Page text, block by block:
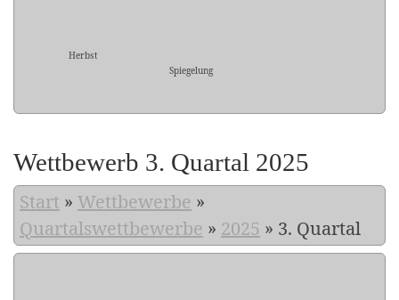
Herbst
Spiegelung
Wettbewerb 3. Quartal 2025
Start » Wettbewerbe »
Quartalswettbewerbe » 2025 » 3. Quartal